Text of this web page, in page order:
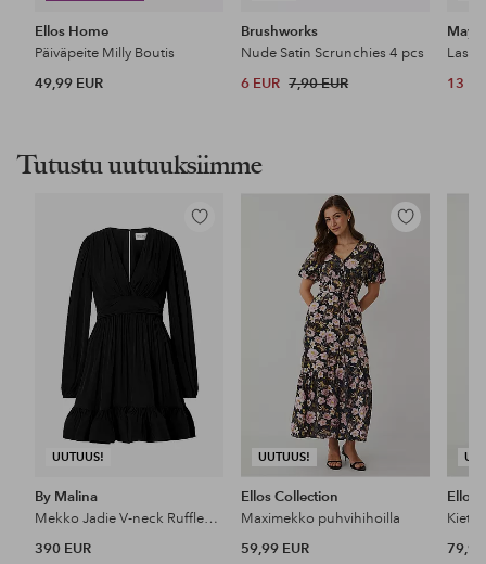
Ellos Home
Päiväpeite Milly Boutis
49,99 EUR
Brushworks
Nude Satin Scrunchies 4 pcs
6 EUR 7,90 EUR 13
Tutustu uutuuksiimme
UUTUUS!
Lisää
By Malina
Mekko Jadie V-neck Ruffled Mini
390 EUR
UUTUUS!
Lisää
Ellos Collection
Maximekko puhvihihoilla
59,99 EUR
Ellos
79,99